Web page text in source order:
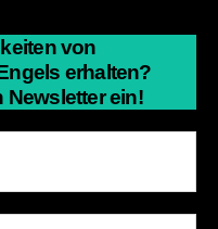
von
erhalten?
Newsletter ein!